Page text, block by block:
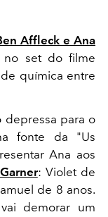
Affleck e Ana
no set do filme
química entre
depressa para o
fonte da "Us
Ana aos
: Violet de
de 8 anos.
demorar um